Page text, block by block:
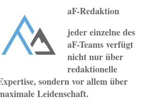
aF-Redaktion
jeder einzelne des
aF-Teams verfügt
nicht nur über
redaktionelle
sondern vor allem über
Leidenschaft.